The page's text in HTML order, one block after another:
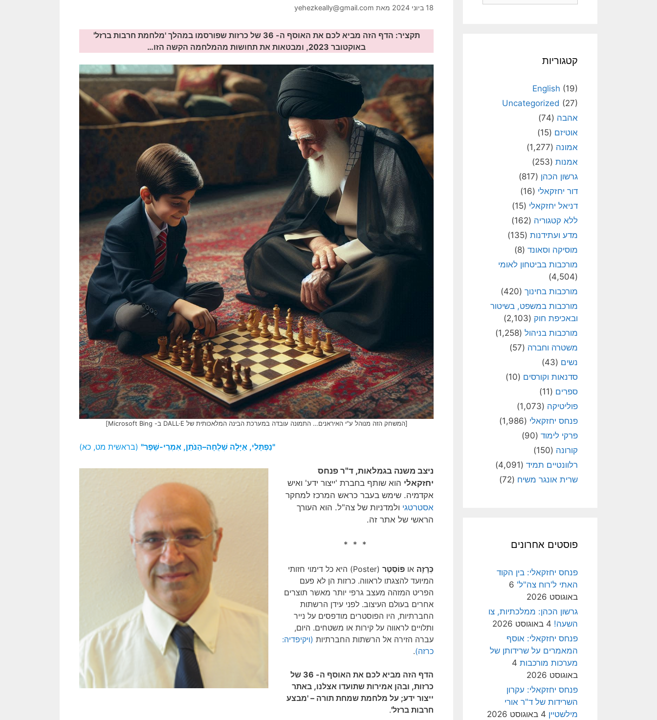
18 ביוני 2024 מאת yehezkeally@gmail.com
תקציר: הדף הזה מביא לכם את האוסף ה- 36 של כרזות שפורסמו במהלך 'מלחמת חרבות ברזל'
באוקטובר 2023, ומבטאות את תחושות מהמלחמה הקשה הזו…
[המשחק הזה מנוהל ע"י האיראנים… התמונה עובדה במערכת הבינה המלאכותית של DALL·E ב- Microsoft Bing]
"נַפְתָּלִי, אַיָּלָה שְׁלֻחָה–הַנֹּתֵן, אִמְרֵי-שָׁפֶר" (בראשית מט, כא)
ניצב משנה בגמלאות, ד"ר פנחס
יחזקאלי הוא שותף בחברת 'ייצור ידע' ואיש
אקדמיה. שימש בעבר כראש המרכז למחקר
אסטרטגי ולמדניות של צה"ל. הוא העורך
הראשי של אתר זה.
* * *
כְּרָזָה או פּוֹסְטֶר
(Poster) היא כל דימוי חזותי
המיועד להצגתו לראווה. כרזות הן לא פעם
הפריט המזהה מעצב גרפי יותר מאשר תוצרים
אחרים בעולם העיצוב. לפני עידן הרשתות
החברתיות, היו הפוסטרים מודפסים על נייר
ותלויים לראווה על קירות או משטחים. היום,
עברה הזירה אל הרשתות החברתיות (ויקיפדיה:
כרזה).
הדף הזה מביא לכם את האוסף ה- 36 של
כרזות, ובהן אמירות שתועדו אצלנו, באתר
ייצור ידע; על מלחמת שמחת תורה – 'מבצע
חרבות ברזל'.
קטגוריות
English (19)
Uncategorized (27)
אהבה (74)
אוטיזם (15)
אמונה (1,277)
אמנות (253)
גרשון הכהן (817)
דור יחזקאלי (16)
דניאל יחזקאלי (15)
ללא קטגוריה (162)
מדע ועתידנות (135)
מוסיקה וסאונד (8)
מורכבות בביטחון לאומי
(4,504)
מורכבות בחינוך (420)
מורכבות במשפט, בשיטור
ובאכיפת חוק (2,103)
מורכבות בניהול (1,258)
משטרה וחברה (57)
נשים (43)
סדנאות וקורסים (10)
ספרים (11)
פוליטיקה (1,073)
פנחס יחזקאלי (1,986)
פרקי לימוד (90)
קורונה (150)
רלוונטיים תמיד (4,091)
שרית אונגר משיח (72)
פוסטים אחרונים
פנחס יחזקאלי: בין הקוד
האתי ל'רוח צה"ל' 6
באוגוסט 2026
גרשון הכהן: ממלכתיות, צו
השעה! 4 באוגוסט 2026
פנחס יחזקאלי: אוסף
המאמרים על שרידותן של
מערכות מורכבות 4
באוגוסט 2026
פנחס יחזקאלי: עקרון
השרידות של ד"ר אורי
מילשטיין 4 באוגוסט 2026